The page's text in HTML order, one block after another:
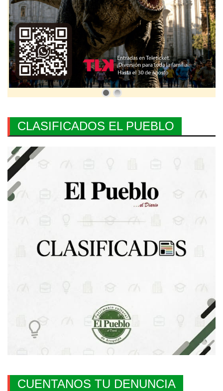
CLASIFICADOS EL PUEBLO
CUENTANOS TU DENUNCIA